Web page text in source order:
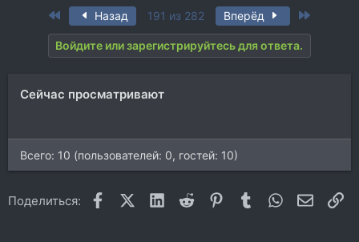
First Назад 191 из 282 Вперёд
Войдите или зарегистрируйтесь для ответа.
Сейчас просматривают
Всего: 10 (пользователей: 0, гостей: 10)
Поделиться: FacebookX (Twitter)
LinkedIn
Reddit Pinterest
Tumblr WhatsApp